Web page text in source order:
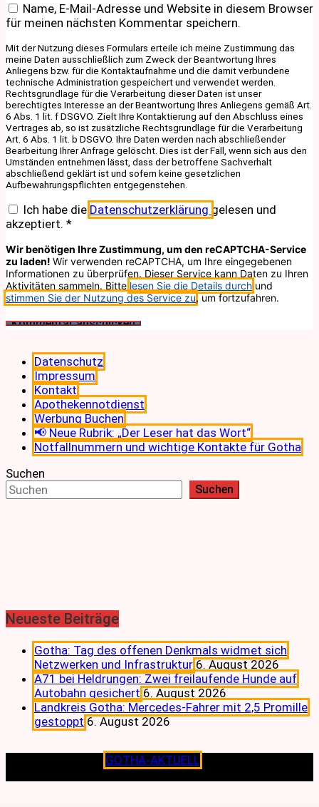
Name, E-Mail-Adresse und Website in diesem Browser
für meinen nächsten Kommentar speichern.
Mit der Nutzung dieses Formulars erteile ich meine Zustimmung das
meine Daten ausschließlich zum Zweck der Beantwortung Ihres
Anliegens bzw. für die Kontaktaufnahme und die damit verbundene
technische Administration gespeichert und verwendet werden.
Rechtsgrundlage für die Verarbeitung dieser Daten ist unser
berechtigtes Interesse an der Beantwortung Ihres Anliegens gemäß Art.
6 Abs. 1 lit. f DSGVO. Zielt Ihre Kontaktierung auf den Abschluss eines
Vertrages ab, so ist zusätzliche Rechtsgrundlage für die Verarbeitung
Art. 6 Abs. 1 lit. b DSGVO. Ihre Daten werden nach abschließender
Bearbeitung Ihrer Anfrage gelöscht. Dies ist der Fall, wenn sich aus den
Umständen entnehmen lässt, dass der betroffene Sachverhalt
abschließend geklärt ist und sofern keine gesetzlichen
Aufbewahrungspflichten entgegenstehen.
Ich habe die Datenschutzerklärung gelesen und
akzeptiert. *
Wir benötigen Ihre Zustimmung, um den reCAPTCHA-Service
zu laden! Wir verwenden reCAPTCHA, um Ihre eingegebenen
Informationen zu überprüfen. Dieser Service kann Daten zu Ihren
Aktivitäten sammeln. Bitte lesen Sie die Details durch und
stimmen Sie der Nutzung des Service zu, um fortzufahren.
Datenschutz
Impressum
Kontakt
Apothekennotdienst
Werbung Buchen
📢 Neue Rubrik: „Der Leser hat das Wort“
Notfallnummern und wichtige Kontakte für Gotha
Suchen
Suchen
Neueste Beiträge
Gotha: Tag des offenen Denkmals widmet sich
Netzwerken und Infrastruktur 6. August 2026
A71 bei Heldrungen: Zwei freilaufende Hunde auf
Autobahn gesichert 6. August 2026
Landkreis Gotha: Mercedes-Fahrer mit 2,5 Promille
gestoppt 6. August 2026
GOTHA-AKTUELL
Lokalen verpflichtet.